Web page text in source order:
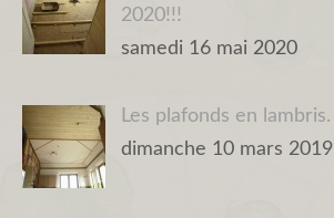
2020!!!
samedi 16 mai 2020
Les plafonds en lambris.
dimanche 10 mars 2019